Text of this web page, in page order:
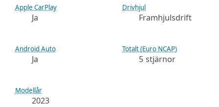
Apple CarPlay
Ja
Drivhjul
Framhjulsdrift
Android Auto
Ja
Totalt (Euro NCAP)
5 stjärnor
Modellår
2023